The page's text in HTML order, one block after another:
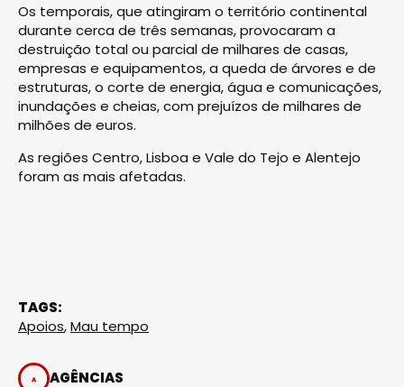
Os temporais, que atingiram o território continental
durante cerca de três semanas, provocaram a
destruição total ou parcial de milhares de casas,
empresas e equipamentos, a queda de árvores e de
estruturas, o corte de energia, água e comunicações,
inundações e cheias, com prejuízos de milhares de
milhões de euros.
As regiões Centro, Lisboa e Vale do Tejo e Alentejo
foram as mais afetadas.
TAGS:
Apoios,Mau tempo
AGÊNCIAS